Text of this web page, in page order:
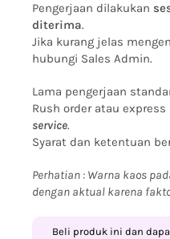
Pengerjaan dilakukan
diterima.
Jika kurang jelas
hubungi Sales Admin.
Lama pengerjaan
Rush order atau
service.
Syarat dan ketentuan
Perhatian : Warna kaos
dengan aktual karena
Beli produk ini dan